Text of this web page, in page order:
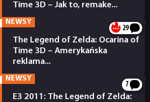
Time 3D – Jak to, remake...
NEWSY
29
The Legend of Zelda: Ocarina of
Time 3D – Amerykańska
reklama...
NEWSY
7
E3 2011: The Legend of Zelda: